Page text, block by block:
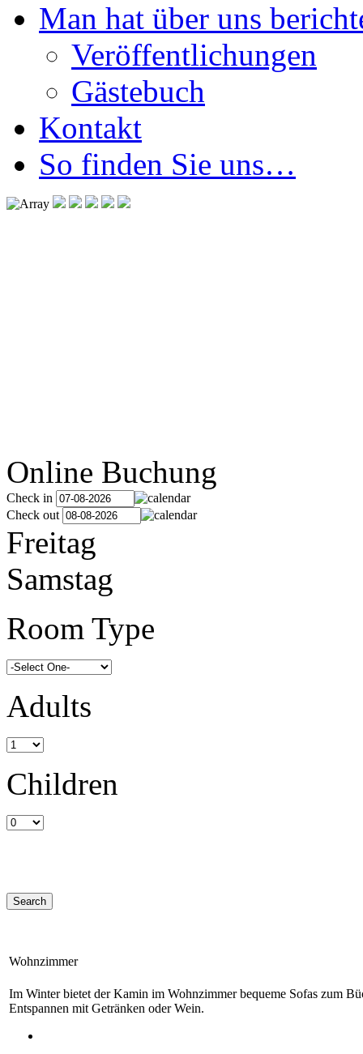
Man hat über uns
Veröffentlichungen
Gästebuch
Kontakt
So finden Sie uns…
Online Buchung
Check in
Check out
Freitag
Samstag
Room Type
Adults
Children
Wohnzimmer
Im Winter bietet der Kamin im Wohnzimmer bequeme Sofas zum
Entspannen mit Getränken oder Wein.